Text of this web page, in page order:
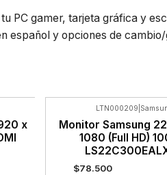
PC gamer, tarjeta gráfica y
español y opciones de
x
-21%
OFF
LTN000209
Monitor Samsung
1080 (Full HD)
$78.500